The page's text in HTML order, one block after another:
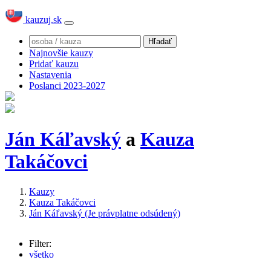
kauzuj.sk
Najnovšie kauzy
Pridať kauzu
Nastavenia
Poslanci 2023-2027
Ján Káľavský a Kauza
Takáčovci
Kauzy
Kauza Takáčovci
Ján Káľavský (Je právplatne odsúdený)
Filter:
všetko